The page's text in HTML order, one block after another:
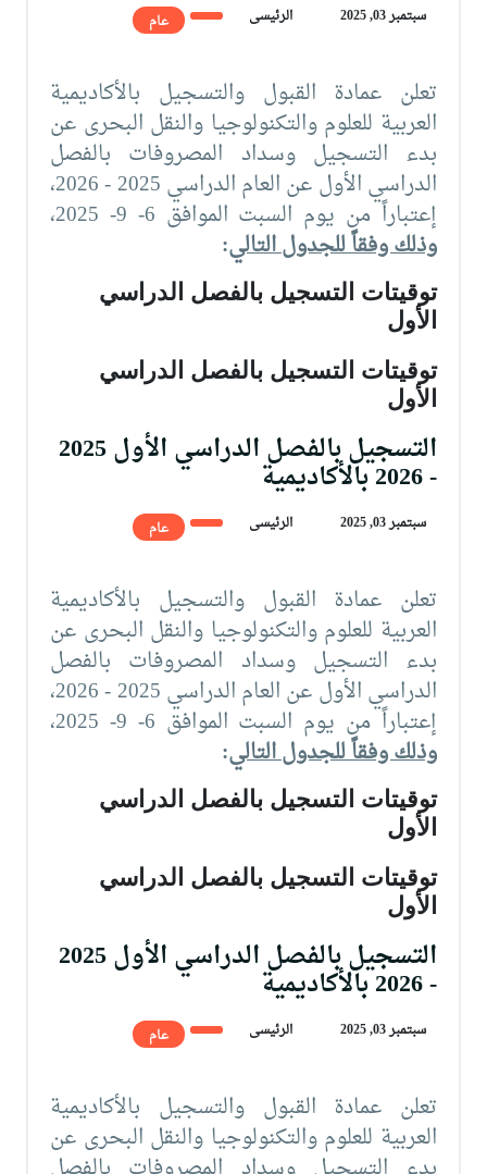
سبتمبر 03, 2025 الرئيسى عام
تعلن عمادة القبول والتسجيل بالأكاديمية
العربية للعلوم والتكنولوجيا والنقل البحرى عن
بدء التسجيل وسداد المصروفات بالفصل
الدراسي الأول عن العام الدراسي 2025 - 2026،
إعتباراً من يوم السبت الموافق 6- 9- 2025،
وذلك وفقاً للجدول التالي:
توقيتات التسجيل بالفصل الدراسي
الأول
توقيتات التسجيل بالفصل الدراسي
الأول
التسجيل بالفصل الدراسي الأول 2025
- 2026 بالأكاديمية
سبتمبر 03, 2025 الرئيسى عام
تعلن عمادة القبول والتسجيل بالأكاديمية
العربية للعلوم والتكنولوجيا والنقل البحرى عن
بدء التسجيل وسداد المصروفات بالفصل
الدراسي الأول عن العام الدراسي 2025 - 2026،
إعتباراً من يوم السبت الموافق 6- 9- 2025،
وذلك وفقاً للجدول التالي:
توقيتات التسجيل بالفصل الدراسي
الأول
توقيتات التسجيل بالفصل الدراسي
الأول
التسجيل بالفصل الدراسي الأول 2025
- 2026 بالأكاديمية
سبتمبر 03, 2025 الرئيسى عام
تعلن عمادة القبول والتسجيل بالأكاديمية
العربية للعلوم والتكنولوجيا والنقل البحرى عن